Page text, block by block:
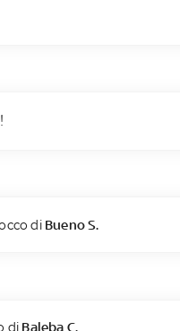
di Bueno S.
di Baleba C.